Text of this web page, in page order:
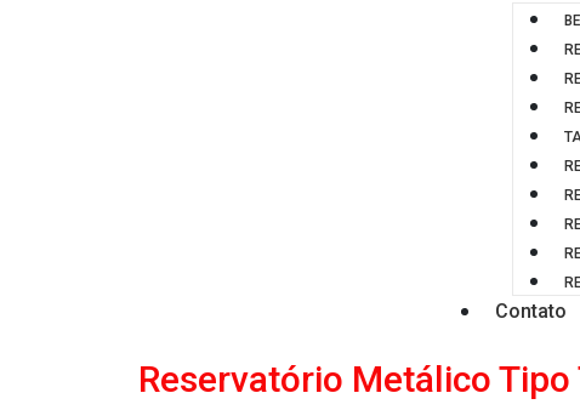
Contato
Reservatório Metálico